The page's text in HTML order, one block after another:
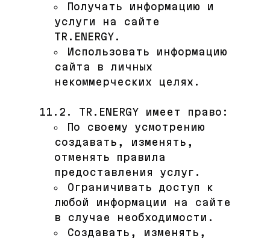
Получать информацию и
услуги на сайте
TR.ENERGY.
Использовать информацию
сайта в личных
некоммерческих целях.
11.2. TR.ENERGY имеет право:
По своему усмотрению
создавать, изменять,
отменять правила
предоставления услуг.
Ограничивать доступ к
любой информации на сайте
в случае необходимости.
Создавать, изменять,